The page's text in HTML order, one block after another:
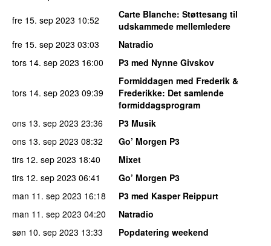
fre 15. sep 2023 10:52 Carte Blanche: Støttesang til
udskammede mellemledere
fre 15. sep 2023 03:03
Natradio
tors 14. sep 2023 16:00 P3 med Nynne Givskov
tors 14. sep 2023 09:39
Formiddagen med Frederik &
Frederikke: Det samlende
formiddagsprogram
ons 13. sep 2023 23:36
P3 Musik
ons 13. sep 2023 08:32
Go’ Morgen P3
tirs 12. sep 2023 18:40
Mixet
tirs 12. sep 2023 06:41
Go’ Morgen P3
man 11. sep 2023 16:18
P3 med Kasper Reippurt
man 11. sep 2023 04:20
Natradio
søn 10. sep 2023 13:33
Popdatering weekend